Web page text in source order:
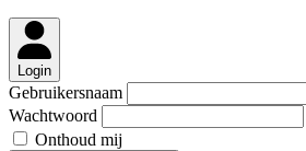
Login
Gebruikersnaam
Wachtwoord
Onthoud mij